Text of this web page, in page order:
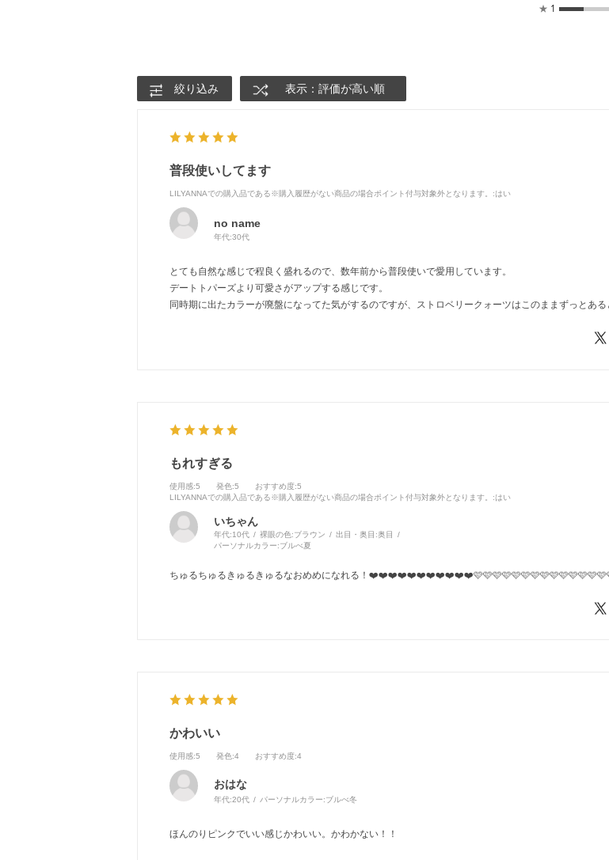
★ 1
絞り込み 表示：評価が高い順
普段使いしてます
LILYANNAでの購入品である※購入履歴がない商品の場合ポイント付与対象外となります。 :はい
no name
年代:30代
とても自然な感じで程良く盛れるので、数年前から普段使いで愛用しています。
デートトパーズより可愛さがアップする感じです。
同時期に出たカラーが廃盤になってた気がするのですが、ストロベリークォーツはこのままずっとあ
もれすぎる
使用感:5 発色:5 おすすめ度:5
LILYANNAでの購入品である※購入履歴がない商品の場合ポイント付与対象外となります。 :はい
いちゃん
年代:10代 裸眼の色:ブラウン 出目・奥目:奥目
パーソナルカラー:ブルべ夏
ちゅるちゅるきゅるきゅるなおめめになれる！
かわいい
使用感:5 発色:4 おすすめ度:4
おはな
年代:20代 パーソナルカラー:ブルべ冬
ほんのりピンクでいい感じかわいい。かわかない！！